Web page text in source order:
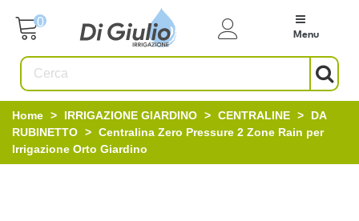
0
Menu
Home > IRRIGAZIONE GIARDINO > CENTRALINE >
DA
RUBINETTO > Centralina Zero Pressure 2 Zone Rain per
Irrigazione Orto Giardino